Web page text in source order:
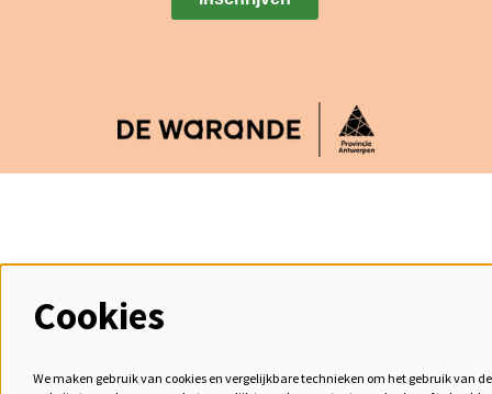
Cookies
We maken gebruik van cookies en vergelijkbare technieken om het gebruik van de